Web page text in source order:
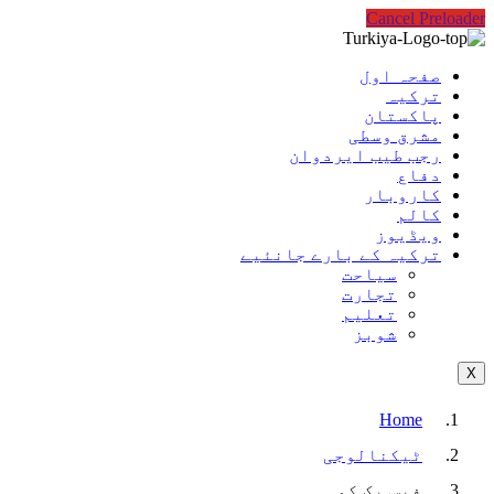
Cancel Preloader
صفحہ اول
ترکیہ
پاکستان
مشرق وسطی
رجب طیب ایردوان
دفاع
کاروبار
کالم
ویڈیوز
ترکیہ کے بارے جانئیے
سیاحت
تجارت
تعلیم
شوبز
X
Home
ٹیکنالوجی
فیس بک کو…